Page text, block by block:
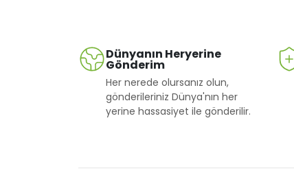
Dünyanın Heryerine
Gönderim
Her nerede olursanız olun,
gönderileriniz Dünya'nın her
yerine hassasiyet ile gönderilir.